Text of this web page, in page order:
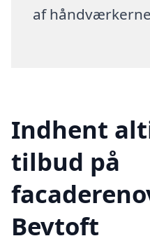
af
Indhent
tilbud på
Bevtoft